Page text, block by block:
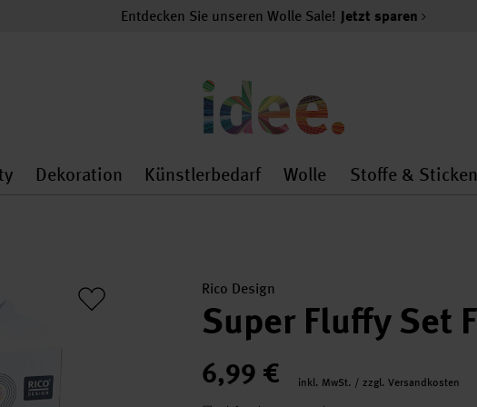
Entdecken Sie unseren Wolle Sale! Jetzt sparen
general.openMenu
Party general.openMenu
Dekoration
Dekoration general.openMenu
Künstlerbedarf
Künstlerbedarf
Wolle
Wolle
Stoffe & Sticken
Rico Design
Super Fluffy Set
6,99 €
inkl. MwSt. / zzgl. Versandkosten